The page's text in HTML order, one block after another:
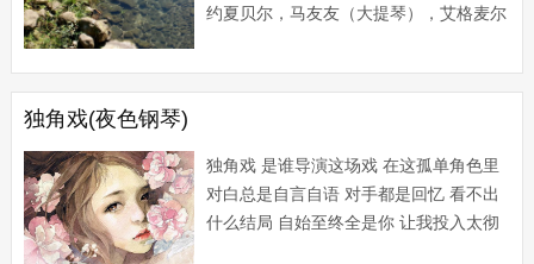
约夏贝尔，马友友（大提琴），艾格麦尔
马克欧康（乡村小提琴）几个人的精选合
成集子...
独角戏(夜色钢琴)
独角戏 是谁导演这场戏 在这孤单角色里
对白总是自言自语 对手都是回忆 看不出
什么结局 自始至终全是你 让我投入太彻